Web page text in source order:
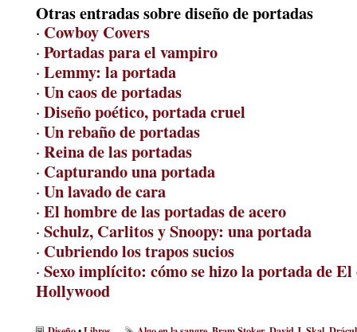
Otras entradas sobre diseño de portadas
· Cowboy Covers
· Portadas para el vampiro
· Lemmy: la portada
· Un caos de portadas
· Diseño poético, portada cruel
· Un rebaño de portadas
· Reina de las portadas
· Capturando una portada
· Un lavado de cara
· El hombre de las portadas de acero
· Schulz, Carlitos y Snoopy: una portada
· Cubriendo los trapos sucios
· Sexo implícito: cómo se hizo la portada de
Hollywood